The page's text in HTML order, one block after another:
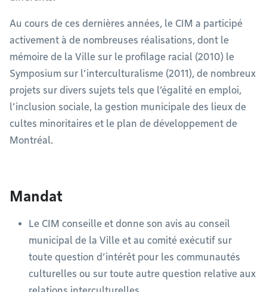
Au cours de ces dernières années, le CIM a participé
activement à de nombreuses réalisations, dont le
mémoire de la Ville sur le profilage racial (2010) le
Symposium sur l’interculturalisme (2011), de nombreux
projets sur divers sujets tels que l’égalité en emploi,
l’inclusion sociale, la gestion municipale des lieux de
cultes minoritaires et le plan de développement de
Montréal.
Mandat
Le CIM conseille et donne son avis au conseil
municipal de la Ville et au comité exécutif sur
toute question d’intérêt pour les communautés
culturelles ou sur toute autre question relative aux